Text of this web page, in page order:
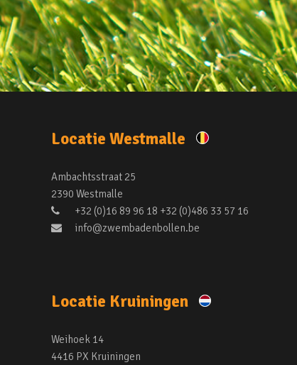
Locatie Westmalle
Ambachtsstraat 25
2390 Westmalle
+32 (0)16 89 96 18 +32 (0)486 33 57 16
info@zwembadenbollen.be
Locatie Kruiningen
Weihoek 14
4416 PX Kruiningen